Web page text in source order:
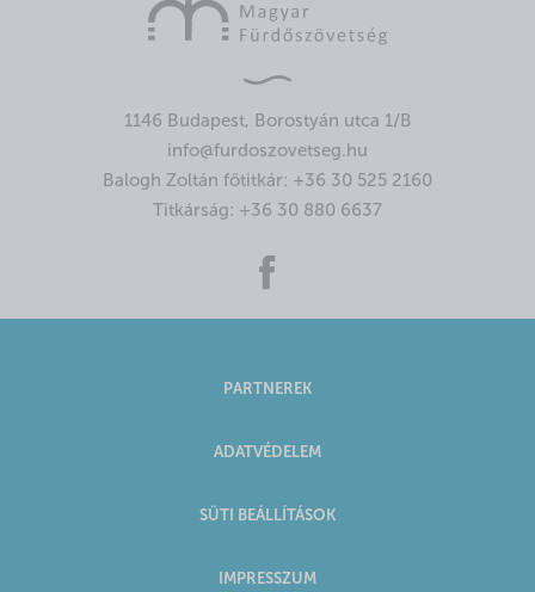
1146 Budapest, Borostyán utca 1/B
info@furdoszovetseg.hu
Balogh Zoltán főtitkár: +36 30 525 2160
Titkárság: +36 30 880 6637
PARTNEREK
ADATVÉDELEM
SÜTI BEÁLLÍTÁSOK
IMPRESSZUM